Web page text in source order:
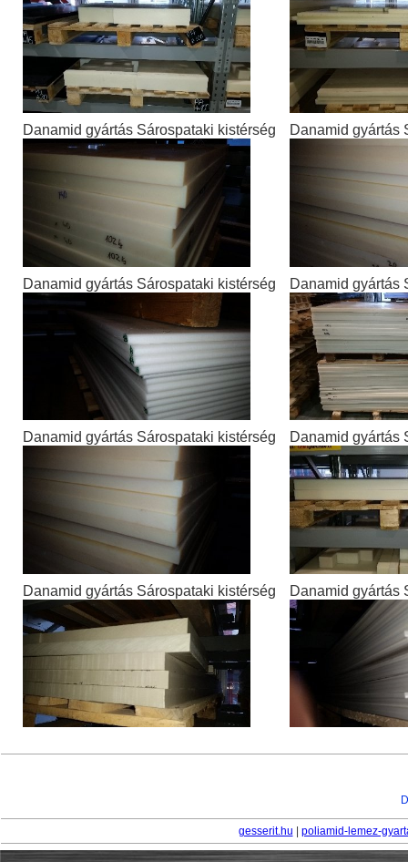
Danamid gyártás Sárospataki kistérség Danamid gyártás
Danamid gyártás Sárospataki kistérség Danamid gyártás
Danamid gyártás Sárospataki kistérség Danamid gyártás
Danamid gyártás Sárospataki kistérség Danamid gyártás
gesserit.hu poliamid-lemez-